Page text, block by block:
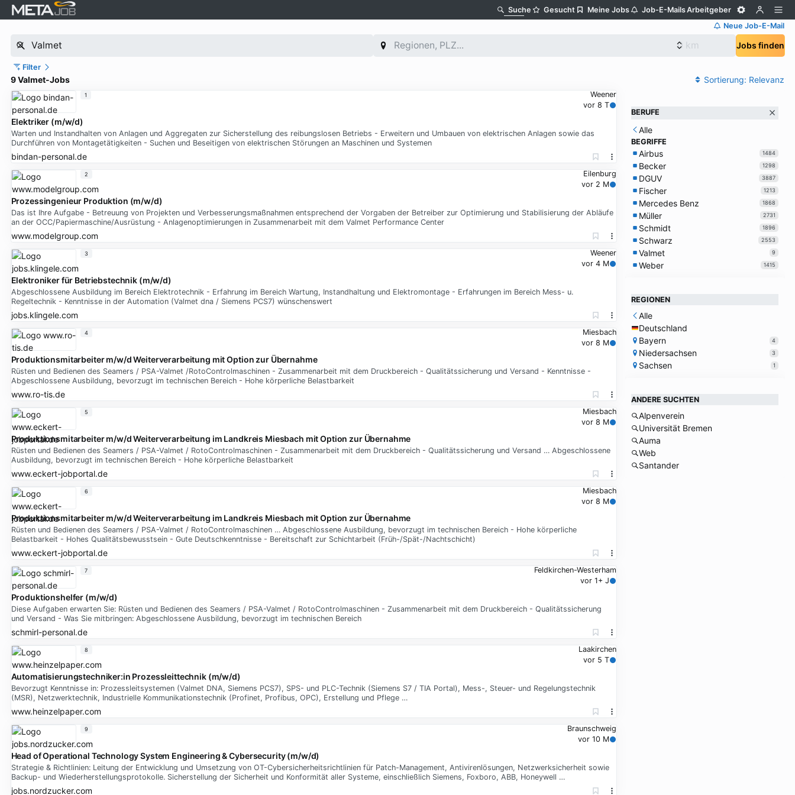
Suche Gesucht Meine Jobs Job-E-MailsArbeitgeber
Neue Job-E-Mail
Jobs finden
Filter
9 Valmet-Jobs Sortierung: Relevanz
Weener
vor 8 T
Elektriker (m/w/d)
Warten und Instandhalten von Anlagen und Aggregaten zur Sicherstellung des reibungslosen Betriebs - Erweitern und Umbauen von elektrischen Anlagen sowie das
Durchführen von Montagetätigkeiten - Suchen und Beseitigen von elektrischen Störungen an Maschinen und Systemen
bindan-personal.de
1
Eilenburg
vor 2 M
Prozessingenieur Produktion (m/w/d)
Das ist Ihre Aufgabe - Betreuung von Projekten und Verbesserungsmaßnahmen entsprechend der Vorgaben der Betreiber zur Optimierung und Stabilisierung der Abläufe
an der OCC/Papiermaschine/Ausrüstung - Anlagenoptimierungen in Zusammenarbeit mit dem Valmet Performance Center
www.modelgroup.com
2
Weener
vor 4 M
Elektroniker für Betriebstechnik (m/w/d)
Abgeschlossene Ausbildung im Bereich Elektrotechnik - Erfahrung im Bereich Wartung, Instandhaltung und Elektromontage - Erfahrungen im Bereich Mess- u.
Regeltechnik - Kenntnisse in der Automation (Valmet dna / Siemens PCS7) wünschenswert
jobs.klingele.com
3
Miesbach
vor 8 M
Produktionsmitarbeiter m/w/d Weiterverarbeitung mit Option zur Übernahme
Rüsten und Bedienen des Seamers / PSA-Valmet /RotoControlmaschinen - Zusammenarbeit mit dem Druckbereich - Qualitätssicherung und Versand - Kenntnisse -
Abgeschlossene Ausbildung, bevorzugt im technischen Bereich - Hohe körperliche Belastbarkeit
www.ro-tis.de
4
Miesbach
vor 8 M
Produktionsmitarbeiter m/w/d Weiterverarbeitung im Landkreis Miesbach mit Option zur Übernahme
Rüsten und Bedienen des Seamers / PSA-Valmet / RotoControlmaschinen - Zusammenarbeit mit dem Druckbereich - Qualitätssicherung und Versand … Abgeschlossene
Ausbildung, bevorzugt im technischen Bereich - Hohe körperliche Belastbarkeit
www.eckert-jobportal.de
5
Miesbach
vor 8 M
Produktionsmitarbeiter m/w/d Weiterverarbeitung im Landkreis Miesbach mit Option zur Übernahme
Rüsten und Bedienen des Seamers / PSA-Valmet / RotoControlmaschinen … Abgeschlossene Ausbildung, bevorzugt im technischen Bereich - Hohe körperliche
Belastbarkeit - Hohes Qualitätsbewusstsein - Gute Deutschkenntnisse - Bereitschaft zur Schichtarbeit (Früh-/Spät-/Nachtschicht)
www.eckert-jobportal.de
6
Feldkirchen-Westerham
vor 1+ J
Produktionshelfer (m/w/d)
Diese Aufgaben erwarten Sie: Rüsten und Bedienen des Seamers / PSA-Valmet / RotoControlmaschinen - Zusammenarbeit mit dem Druckbereich - Qualitätssicherung
und Versand - Was Sie mitbringen: Abgeschlossene Ausbildung, bevorzugt im technischen Bereich
schmirl-personal.de
7
Laakirchen
vor 5 T
Automatisierungstechniker:in Prozessleittechnik (m/w/d)
Bevorzugt Kenntnisse in: Prozessleitsystemen (Valmet DNA, Siemens PCS7), SPS- und PLC-Technik (Siemens S7 / TIA Portal), Mess-, Steuer- und Regelungstechnik
(MSR), Netzwerktechnik, Industrielle Kommunikationstechnik (Profinet, Profibus, OPC), Erstellung und Pflege …
www.heinzelpaper.com
8
Braunschweig
vor 10 M
Head of Operational Technology System Engineering & Cybersecurity (m/w/d)
Strategie & Richtlinien: Leitung der Entwicklung und Umsetzung von OT-Cybersicherheitsrichtlinien für Patch-Management, Antivirenlösungen, Netzwerksicherheit sowie
Backup- und Wiederherstellungsprotokolle. Sicherstellung der Sicherheit und Konformität aller Systeme, einschließlich Siemens, Foxboro, ABB, Honeywell …
jobs.nordzucker.com
9
BERUFE
Alle
BEGRIFFE
Airbus 1484
Becker 1298
DGUV 3887
Fischer 1213
Mercedes Benz 1868
Müller 2731
Schmidt 1896
Schwarz 2553
Valmet 9
Weber 1415
REGIONEN
Alle
Deutschland
Bayern
4
Niedersachsen 3
Sachsen 1
ANDERE SUCHTEN
Alpenverein
Universität Bremen
Auma
Web
Santander